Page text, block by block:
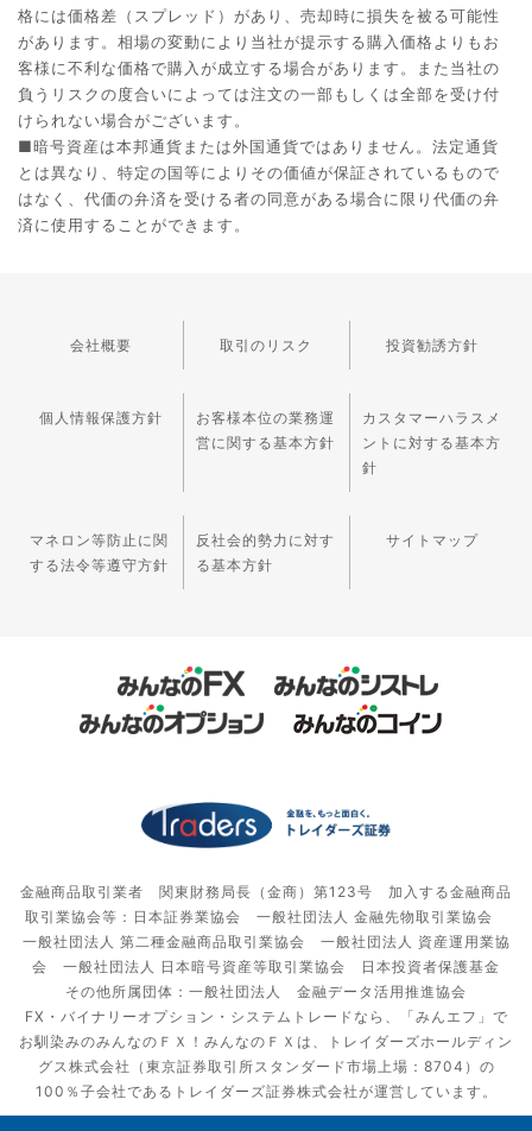
格には価格差（スプレッド）があり、売却時に損失を被る可能性
があります。相場の変動により当社が提示する購入価格よりもお
客様に不利な価格で購入が成立する場合があります。また当社の
負うリスクの度合いによっては注文の一部もしくは全部を受け付
けられない場合がございます。
■暗号資産は本邦通貨または外国通貨ではありません。法定通貨
とは異なり、特定の国等によりその価値が保証されているもので
はなく、代価の弁済を受ける者の同意がある場合に限り代価の弁
済に使用することができます。
会社概要 取引のリスク 投資勧誘方針
個人情報保護方針
お客様本位の業務運
営に関する基本方針
カスタマーハラスメ
ントに対する基本方
針
マネロン等防止に関
する法令等遵守方針
反社会的勢力に対す
る基本方針
サイトマップ
金融商品取引業者 関東財務局長（金商）第123号 加入する金融商品
取引業協会等：日本証券業協会 一般社団法人 金融先物取引業協会
一般社団法人 第二種金融商品取引業協会 一般社団法人 資産運用業協
会 一般社団法人 日本暗号資産等取引業協会 日本投資者保護基金
その他所属団体：一般社団法人 金融データ活用推進協会
FX・バイナリーオプション・システムトレードなら、「みんエフ」で
お馴染みのみんなのＦＸ！みんなのＦＸは、トレイダーズホールディン
グス株式会社（東京証券取引所スタンダード市場上場：8704）の
100％子会社であるトレイダーズ証券株式会社が運営しています。